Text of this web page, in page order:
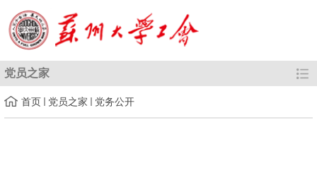
党员之家
首页 党员之家 党务公开